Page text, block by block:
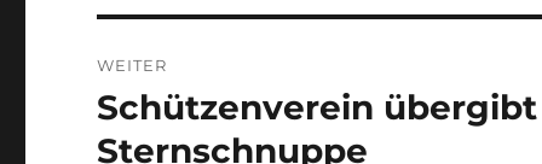
WEITER
Nächster
Beitrag:
Schützenverein
Sternschnuppe